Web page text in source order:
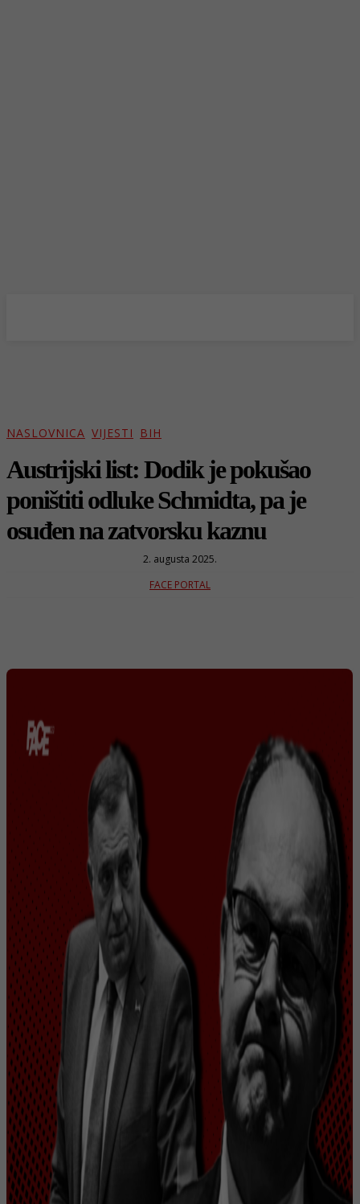
NASLOVNICA VIJESTI BIH
Austrijski list: Dodik je pokušao
poništiti odluke Schmidta, pa je
osuđen na zatvorsku kaznu
2. augusta 2025.
FACE PORTAL